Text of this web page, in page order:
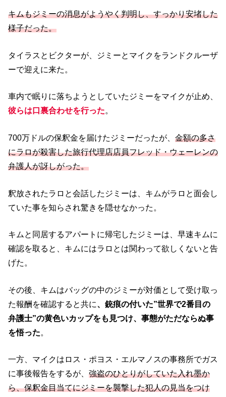
キムもジミーの消息がようやく判明し、すっかり安堵した
様子だった。
タイラスとビクターが、ジミーとマイクをランドクルーザ
ーで迎えに来た。
車内で眠りに落ちようとしていたジミーをマイクが止め、
彼らは口裏合わせを行った。
700万ドルの保釈金を届けたジミーだったが、 金額の多さ
にラロが殺害した旅行代理店店員フレッド・ウェーレンの
弁護人が訝しがった。
釈放されたラロと会話したジミーは、キムがラロと面会し
ていた事を知らされ驚きを隠せなかった。
キムと同居するアパートに帰宅したジミーは、早速キムに
確認を取ると、キムにはラロとは関わって欲しくないと告
げた。
その後、キムはバッグの中のジミーが対価として受け取っ
た報酬を確認すると共に、銃痕の付いた”世界で2番目の
弁護士”の黄色いカップをも見つけ、事態がただならぬ事
を悟った。
一方、マイクはロス・ポヨス・エルマノスの事務所でガス
に事後報告をするが、 強盗のひとりがしていた入れ墨か
ら、保釈金目当てにジミーを襲撃した犯人の見当をつけ